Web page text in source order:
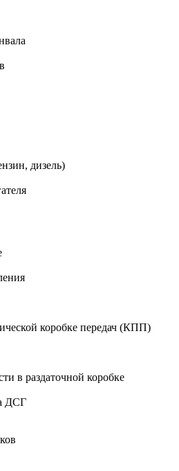
дизель)
коробке передач (КПП)
в раздаточной коробке
ДСГ